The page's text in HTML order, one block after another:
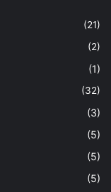
(21)
(2)
(1)
(32)
(3)
(5)
(5)
(5)